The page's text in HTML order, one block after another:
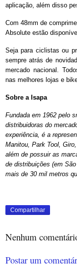
aplicação, além disso
Com 48mm de
Absolute estão
Seja para ciclistas ou
sempre atrás de
mercado nacional.
nas melhores lojas e
Sobre a Isapa
Fundada em 1962 pelo
distribuidoras do
experiência, é a
Manitou, Park Tool,
além de possuir as
de distribuições (em
mais de 30 mil metros
Compartilhar
Nenhum
Postar um